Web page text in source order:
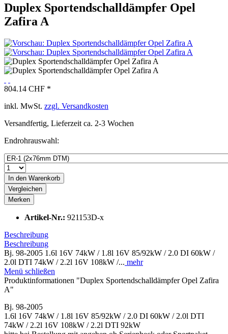
Duplex Sportendschalldämpfer Opel
Zafira A
804.14 CHF *
inkl. MwSt. zzgl. Versandkosten
Versandfertig, Lieferzeit ca. 2-3 Wochen
Endrohrauswahl:
In den Warenkorb
Vergleichen
Merken
Artikel-Nr.: 921153D-x
Beschreibung
Beschreibung
Bj. 98-2005 1.6l 16V 74kW / 1.8l 16V 85/92kW / 2.0 DI 60kW /
2.0l DTI 74kW / 2.2l 16V 108kW /... mehr
Menü schließen
Produktinformationen "Duplex Sportendschalldämpfer Opel Zafira
A"
Bj. 98-2005
1.6l 16V 74kW / 1.8l 16V 85/92kW / 2.0 DI 60kW / 2.0l DTI
74kW / 2.2l 16V 108kW / 2.2l DTI 92kW